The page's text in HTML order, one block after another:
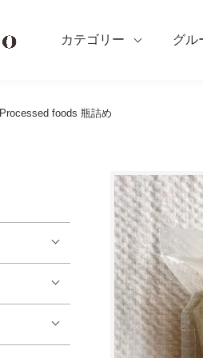
カテゴリー グル
Processed foods 瓶詰め